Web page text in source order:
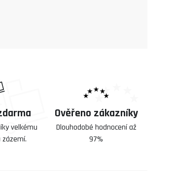
velkému
Ověřeno zákazníky
Dlouhodobé hodnocení až
97%